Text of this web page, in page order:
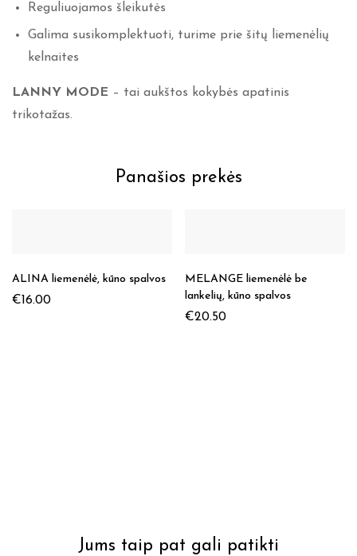
Reguliuojamos šleikutės
Galima susikomplektuoti, turime prie šitų liemenėlių
kelnaites
LANNY MODE – tai aukštos kokybės apatinis
trikotažas.
Panašios prekės
ALINA liemenėlė, kūno spalvos
€16.00
MELANGE liemenėlė be
lankelių, kūno spalvos
€20.50
Jums taip pat gali patikti